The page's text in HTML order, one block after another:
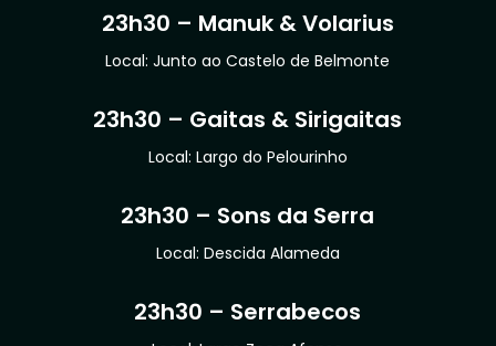
23h30 – Manuk & Volarius
Local: Junto ao Castelo de Belmonte
23h30 – Gaitas & Sirigaitas
Local: Largo do Pelourinho
23h30 – Sons da Serra
Local: Descida Alameda
23h30 – Serrabecos